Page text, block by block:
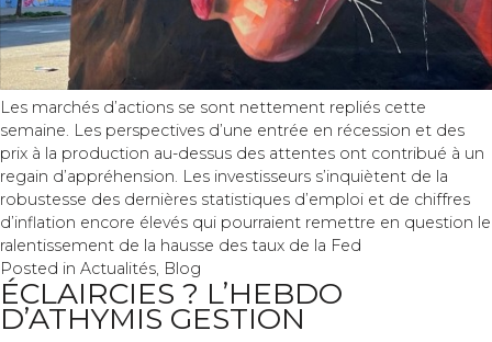
Les marchés d’actions se sont nettement repliés cette
semaine. Les perspectives d’une entrée en récession et des
prix à la production au-dessus des attentes ont contribué à un
regain d’appréhension. Les investisseurs s’inquiètent de la
robustesse des dernières statistiques d’emploi et de chiffres
d’inflation encore élevés qui pourraient remettre en question le
ralentissement de la hausse des taux de la Fed
Posted in Actualités, Blog
ÉCLAIRCIES ? L’HEBDO
D’ATHYMIS GESTION